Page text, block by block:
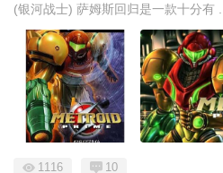
(银河战士) 萨姆斯回归是一款十分有 ...
1116 10